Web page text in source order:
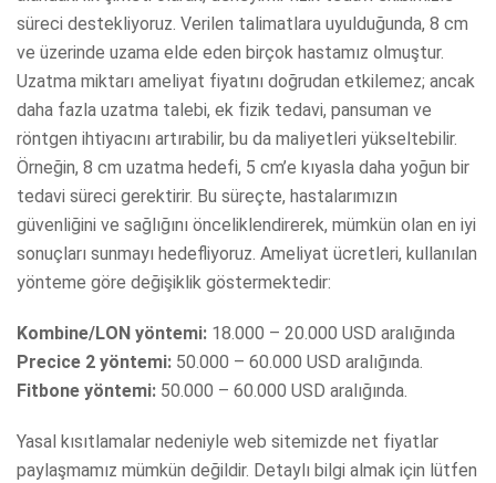
süreci destekliyoruz. Verilen talimatlara uyulduğunda, 8 cm
ve üzerinde uzama elde eden birçok hastamız olmuştur.
Uzatma miktarı ameliyat fiyatını doğrudan etkilemez; ancak
daha fazla uzatma talebi, ek fizik tedavi, pansuman ve
röntgen ihtiyacını artırabilir, bu da maliyetleri yükseltebilir.
Örneğin, 8 cm uzatma hedefi, 5 cm’e kıyasla daha yoğun bir
tedavi süreci gerektirir. Bu süreçte, hastalarımızın
güvenliğini ve sağlığını önceliklendirerek, mümkün olan en iyi
sonuçları sunmayı hedefliyoruz. Ameliyat ücretleri, kullanılan
yönteme göre değişiklik göstermektedir:
Kombine/LON yöntemi: 18.000 – 20.000 USD aralığında
Precice 2 yöntemi: 50.000 – 60.000 USD aralığında.
Fitbone yöntemi: 50.000 – 60.000 USD aralığında.
Yasal kısıtlamalar nedeniyle web sitemizde net fiyatlar
paylaşmamız mümkün değildir. Detaylı bilgi almak için lütfen